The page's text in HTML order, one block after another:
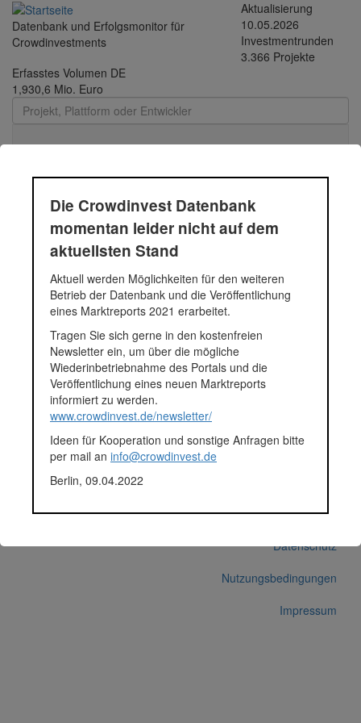
Direkt zum Inhalt
Datenbank und Erfolgsmonitor für
Crowdinvestments
Aktualisierung
10.05.2026
Investmentrunden
3.366 Projekte
Erfasstes Volumen DE
1,930,6 Mio. Euro
Toggle
Einkauf von Fahrzeugen |
Funding Circle Kredit |
2018 - 465386192
Einkauf von Fahrzeugen
Fundingsumme
73.000 Euro
Finanziert in
2018
Segment
Anlagestatus
Nicht ausgewiesen
Korrekturen / Updates übermitteln
© 2026 crowdinvest.de
Hinweise zur Datenbank
Datenschutz
Nutzungsbedingungen
Impressum
Die Crowdinvest Datenbank
momentan leider nicht auf dem
aktuellsten Stand
Aktuell werden Möglichkeiten für den weiteren
Betrieb der Datenbank und die Veröffentlichung
eines Marktreports 2021 erarbeitet.
Tragen Sie sich gerne in den kostenfreien
Newsletter ein, um über die mögliche
Wiederinbetriebnahme des Portals und die
Veröffentlichung eines neuen Marktreports
informiert zu werden.
www.crowdinvest.de/newsletter/
Ideen für Kooperation und sonstige Anfragen bitte
per mail an info@crowdinvest.de
Berlin, 09.04.2022